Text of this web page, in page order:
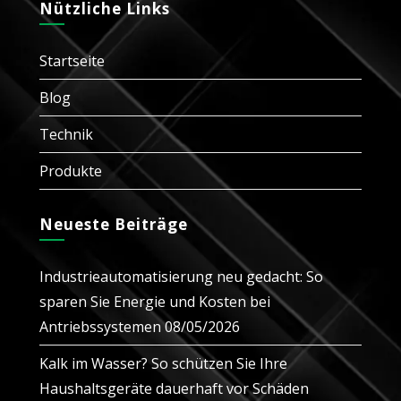
tab
tab
tab
in
a
tab
in
new
tab
Nützliche Links
Startseite
Blog
Technik
Produkte
Neueste Beiträge
Industrieautomatisierung neu gedacht: So
sparen Sie Energie und Kosten bei
Antriebssystemen 08/05/2026
Kalk im Wasser? So schützen Sie Ihre
Haushaltsgeräte dauerhaft vor Schäden